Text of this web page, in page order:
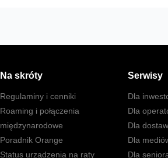
Na skróty
Regulaminy i cenniki
Roaming i połączenia
międzynarodowe
Poradnik Orange
Status urządzenia na raty
Serwisy
Dla
Dla
Dla
Dla
Dla